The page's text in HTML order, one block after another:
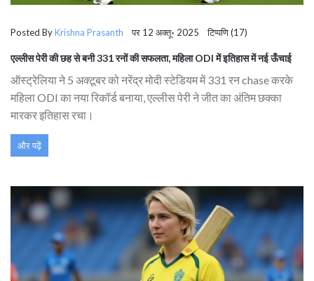
Posted ByKrishna Prasanth पर 12 अक्तू॰ 2025 टिप्पणि (17)
एल्लीस पेरी की छह से बनी 331 रनों की सफलता, महिला ODI में इतिहास में नई ऊँचाई
ऑस्ट्रेलिया ने 5 अक्टूबर को नरेंद्र मोदी स्टेडियम में 331 रन chase करके
महिला ODI का नया रिकॉर्ड बनाया, एल्लीस पेरी ने जीत का अंतिम छक्का
मारकर इतिहास रचा।
और पढ़ें